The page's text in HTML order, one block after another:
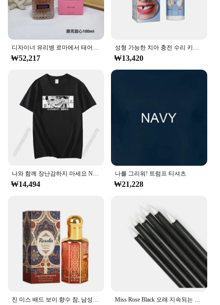
디자이너 유리병 로마에서 태어난 강렬한 도나 코랄 판타지 A 클래식 옐로우 드림 맨 미스 도나 데이 로즈, 100ml
₩52,217
성형 가능한 치아 충전 수리 키트, 누락 및 파손 교체, 가짜 치아 수리 키트, DIY 의치 수리 구슬
₩13,420
나와 함께 장난감하지 마세요 Nagatoro Nagatoro Tshirt 새로운 도착 그래픽 남자 재미 있은 남자 의류 코튼 하라주쿠 T 셔츠
₩14,494
나를 그리워! 트럼프 티셔츠
₩21,228